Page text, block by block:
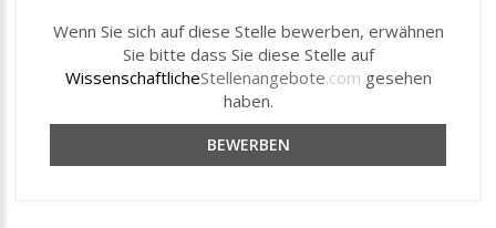
Wenn Sie sich auf diese Stelle bewerben, erwähnen
Sie bitte dass Sie diese Stelle auf
WissenschaftlicheStellenangebote.com gesehen
haben.
BEWERBEN